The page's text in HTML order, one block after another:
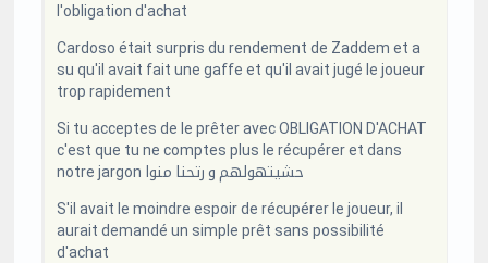
l'obligation d'achat
Cardoso était surpris du rendement de Zaddem et a
su qu'il avait fait une gaffe et qu'il avait jugé le joueur
trop rapidement
Si tu acceptes de le prêter avec OBLIGATION D'ACHAT
c'est que tu ne comptes plus le récupérer et dans
notre jargon حشيتهولهم و رتحنا منوا
S'il avait le moindre espoir de récupérer le joueur, il
aurait demandé un simple prêt sans possibilité
d'achat